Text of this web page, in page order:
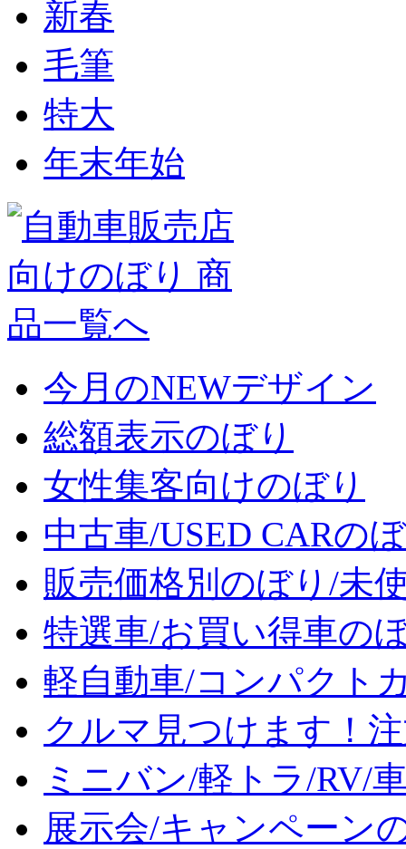
新春
毛筆
特大
年末年始
今月のNEWデザイン
総額表示のぼり
女性集客向けのぼり
中古車/USED CARの
販売価格別のぼり/未
特選車/お買い得車の
軽自動車/コンパクト
クルマ見つけます！
ミニバン/軽トラ/RV/
展示会/キャンペーン